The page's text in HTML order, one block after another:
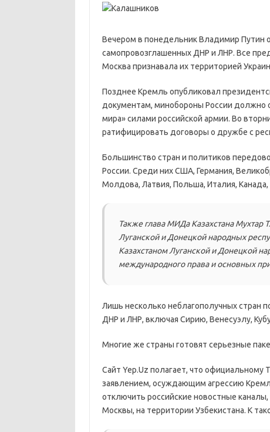
Вечером в понедельник Владимир Путин
самопровозглашенных ДНР и ЛНР. Все
Москва признавала их территорией
Позднее Кремль опубликовал
документам, минобороны России должно
мира» силами российской армии. Во
ратифицировать договоры о дружбе с
Большинство стран и политиков
России. Среди них США, Германия,
Молдова, Латвия, Польша, Италия,
Также глава МИДа Казахстана
Луганской и Донецкой народных
Казахстаном Луганской и Донецкой
международного права и основных
Лишь несколько неблагополучных стран
ДНР и ЛНР, включая Сирию, Венесуэлу,
Многие же страны готовят серьезные
Сайт Yep.Uz полагает, что
заявлением, осуждающим агрессию
отключить российские новостные
Москвы, на территории Узбекистана. К